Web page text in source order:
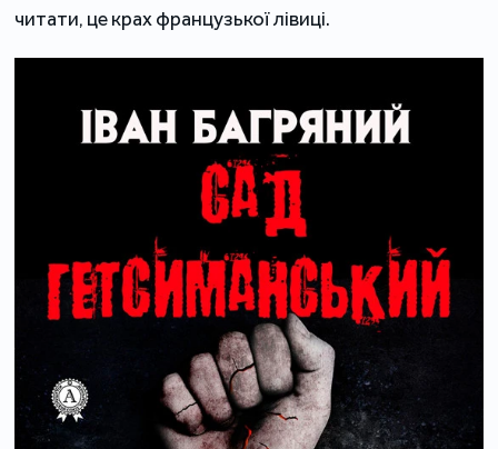
читати, це крах французької лівиці.